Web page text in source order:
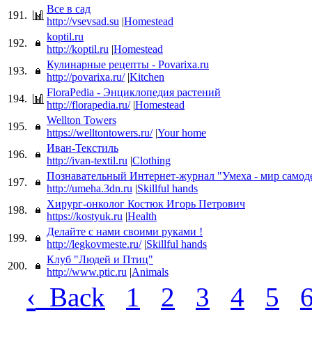
191.
Все в сад
http://vsevsad.su |Homestead
192.
koptil.ru
http://koptil.ru |Homestead
193.
Кулинарные рецепты - Povarixa.ru
http://povarixa.ru/ |Kitchen
194.
FloraPedia - Энциклопедия растений
http://florapedia.ru/ |Homestead
195.
Wellton Towers
https://welltontowers.ru/ |Your home
196.
Иван-Текстиль
http://ivan-textil.ru |Clothing
197.
Познавательный Интернет-журнал "Умеха - мир
http://umeha.3dn.ru |Skillful hands
198.
Хирург-онколог Костюк Игорь Петрович
https://kostyuk.ru |Health
199.
Делайте с нами своими руками !
http://legkovmeste.ru/ |Skillful hands
200.
Клуб "Людей и Птиц"
http://www.ptic.ru |Animals
‹ Back 1 2 3 4 5